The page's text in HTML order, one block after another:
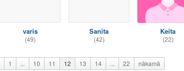
varis
(49)
Sanita
(42)
Keita
(22)
1 ... 10 11 12 13 14 ... 22 nākamā